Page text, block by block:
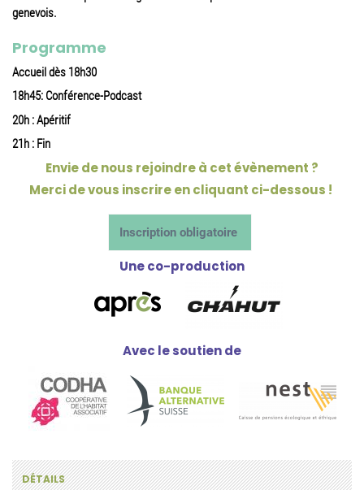
genevois.
Programme
Accueil dès 18h30
18h45: Conférence-Podcast
20h : Apéritif
21h : Fin
Envie de nous rejoindre à cet évènement ?
Merci de vous inscrire en cliquant ci-dessous !
Inscription obligatoire
Une co-production
Avec le soutien de
DÉTAILS